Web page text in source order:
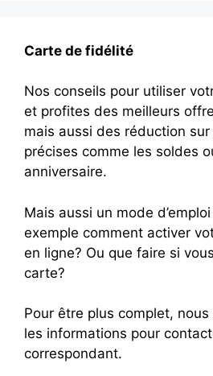
Carte de fidélité
Nos conseils pour utiliser
et profites des meilleurs
mais aussi des réduction
précises comme les soldes
anniversaire.
Mais aussi un mode
exemple comment activer
en ligne? Ou que faire si
carte?
Pour être plus complet,
les informations pour
correspondant.